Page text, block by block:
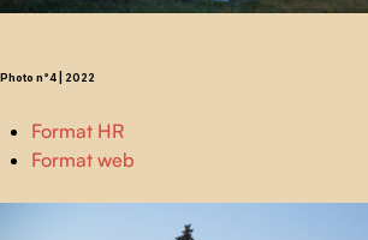
Photo n°4 | 2022
Format HR
Format web